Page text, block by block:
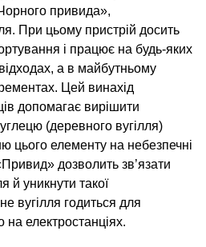
привида»,
При цьому пристрій досить
і працює на будь-яких
а в майбутньому
Цей винахід
допомагає вирішити
(деревного вугілля)
цього елементу на небезпечні
дозволить зв’язати
й уникнути такої
вугілля годиться для
електростанціях.